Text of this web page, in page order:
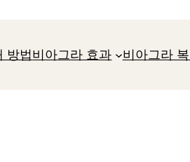
방법비아그라 효과 비아그라